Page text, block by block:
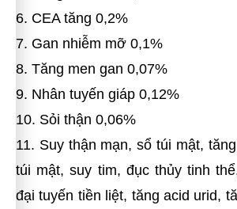
6. CEA tăng 0,2%
7. Gan nhiễm mỡ 0,1%
8. Tăng men gan 0,07%
9. Nhân tuyến giáp 0,12%
10. Sỏi thận 0,06%
11. Suy thận mạn, sổ túi mật,
túi mật, suy tim, đục thủy tinh
đại tuyến tiền liệt, tăng acid urid,